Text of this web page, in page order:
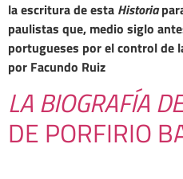
la escritura de esta Historia
paulistas que, medio siglo
portugueses por el control de
por Facundo Ruiz
LA BIOGRAFÍA
DE PORFIRIO